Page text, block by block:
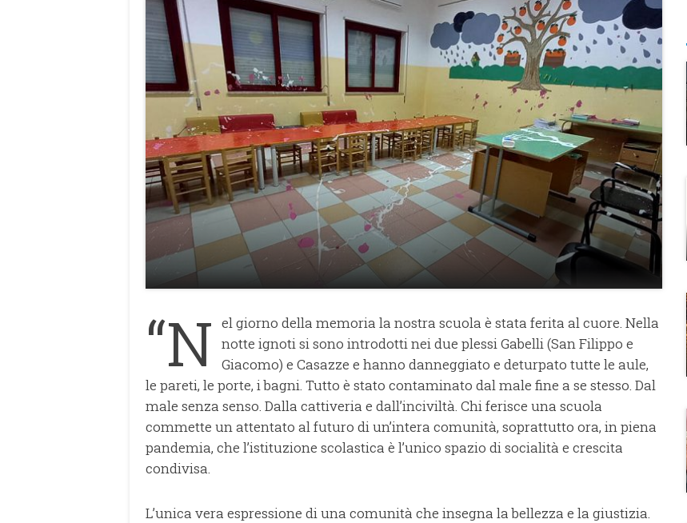
“N el giorno della memoria la nostra scuola è stata ferita al cuore. Nella
notte ignoti si sono introdotti nei due plessi Gabelli (San Filippo e
Giacomo) e Casazze e hanno danneggiato e deturpato tutte le aule,
le pareti, le porte, i bagni. Tutto è stato contaminato dal male fine a se stesso. Dal
male senza senso. Dalla cattiveria e dall’inciviltà. Chi ferisce una scuola
commette un attentato al futuro di un’intera comunità, soprattutto ora, in piena
pandemia, che l’istituzione scolastica è l’unico spazio di socialità e crescita
condivisa.
L’unica vera espressione di una comunità che insegna la bellezza e la giustizia.